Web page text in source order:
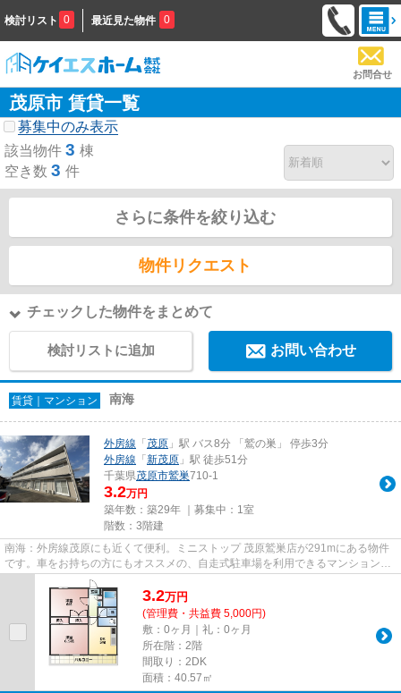
検討リスト 0 最近見た物件 0
お問合せ
茂原市 賃貸一覧
募集中のみ表示
該当物件 3 棟
空き数 3 件
さらに条件を絞り込む
物件リクエスト
チェックした物件をまとめて
検討リストに追加 お問い合わせ
賃貸｜マンション 南海
外房線 「 茂原 」駅 バス8分 「鷲の巣」 停歩3分
外房線 「 新茂原 」駅 徒歩51分
千葉県茂原市鷲巣710-1
3.2万円
築年数：築29年 ｜募集中： 1室
階数：3階建
南海：外房線茂原にも近くて便利。ミニストップ 茂原鷲巣店が291mにある物件
です。車をお持ちの方にもオススメの、自走式駐車場を利用できるマンションで
す。敷地内にはちゃんとごみ置...
3.2万円
(管理費・共益費 5,000円)
敷：0ヶ月｜礼：0ヶ月
所在階：2階
間取り：2DK
面積：40.57㎡